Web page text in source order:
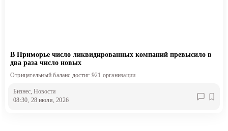
В Приморье число ликвидированных компаний превысило в
два раза число новых
Отрицательный баланс достиг 921 организации
Бизнес , Новости
08:30, 28 июля, 2026